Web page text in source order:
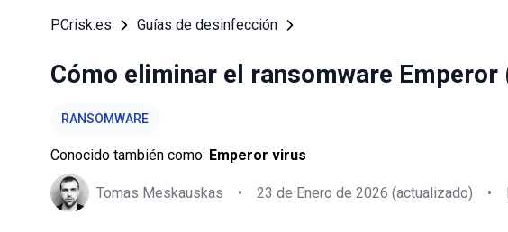
PCrisk.es Guías de desinfección
Cómo eliminar el ransomware Emperor
RANSOMWARE
Conocido también como: Emperor virus
Tomas Meskauskas • 23 de Enero de 2026 (actualizado) •